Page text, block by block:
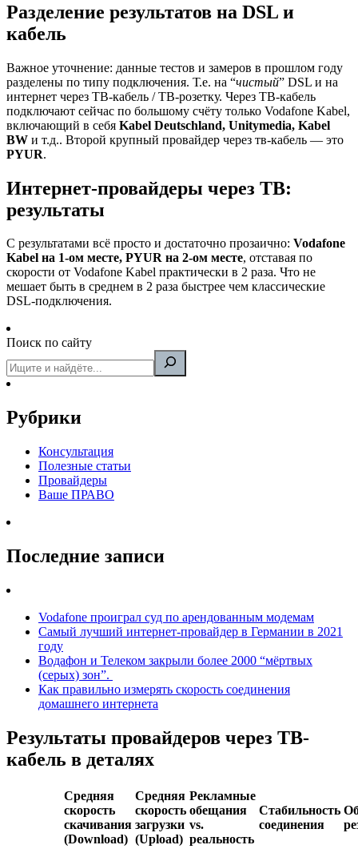
Разделение результатов на DSL и
кабель
Важное уточнение: данные тестов и замеров в прошлом году
разделены по типу подключения. Т.е. на “чистый” DSL и на
интернет через ТВ-кабель / ТВ-розетку. Через ТВ-кабель
подключают сейчас по большому счёту только Vodafone Kabel,
включающий в себя Kabel Deutschland, Unitymedia, Kabel
BW и т.д.. Второй крупный провайдер через тв-кабель — это
PYUR.
Интернет-провайдеры через ТВ:
результаты
С результатами всё просто и достаточно прозаично: Vodafone
Kabel на 1-ом месте, PYUR на 2-ом месте, отставая по
скорости от Vodafone Kabel практически в 2 раза. Что не
мешает быть в среднем в 2 раза быстрее чем классические
DSL-подключения.
Поиск по сайту
Рубрики
Консультация
Полезные статьи
Провайдеры
Ваше ПРАВО
Последние записи
Vodafone проиграл суд по арендованным модемам
Самый лучший интернет-провайдер в Германии в 2021
году
Водафон и Телеком закрыли более 2000 “мёртвых
(серых) зон”.
Как правильно измерять скорость соединения
домашнего интернета
Результаты провайдеров через ТВ-
кабель в деталях
Средняя
скорость
скачивания
(Download)
Средняя
скорость
загрузки
(Upload)
Рекламные
обещания
vs.
реальность
Стабильность
соединения